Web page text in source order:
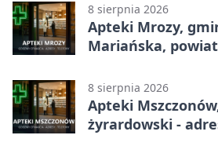
8 sierpnia 2026
Apteki Mrozy,
Mariańska,
8 sierpnia 2026
Apteki
żyrardowski -